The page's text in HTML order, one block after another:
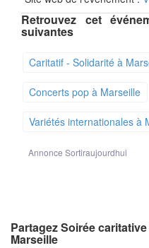
Retrouvez cet
suivantes
Caritatif - Solidarité à
Concerts pop à Marseille
Variétés internationales à
Annonce Sortiraujourdhui
Partagez Soirée
Marseille